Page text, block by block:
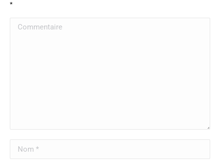
*
Commentaire
Nom *